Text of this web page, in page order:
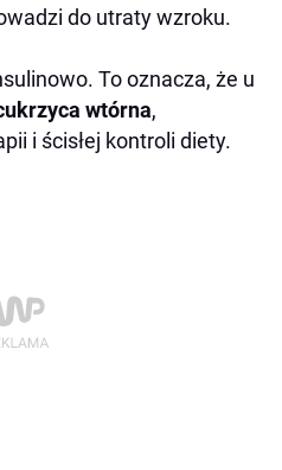
do utraty wzroku.
To oznacza, że u
wtórna,
i ścisłej kontroli diety.